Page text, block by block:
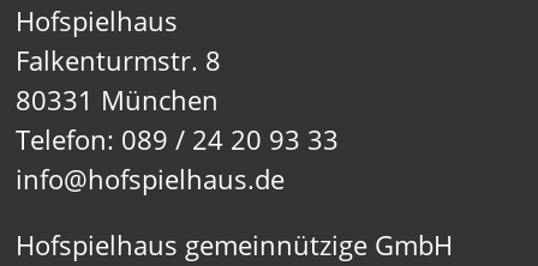
Hofspielhaus
Falkenturmstr. 8
80331 München
Telefon: 089 / 24 20 93 33
info@hofspielhaus.de
Hofspielhaus gemeinnützige GmbH